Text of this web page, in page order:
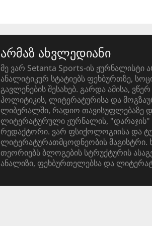
არმაზ ახვლედიანი
მე ვარ Setanta Sports-ის ჟურნალისტი
ანალიტიკურ სტატიებს ფეხბურთზე,
გავლენების შესახებ. გარდა ამისა,
პოლიტიკის, ლიტერატურისა და
ლიბერალში, რადიო თავისუფლებაზე
ლიტერატურული ჟურნალის,
რედაქტორი. ვარ ფსიქოლოგიისა და
ლიტერატურათმცოდნეობის მაგისტრი.
თეორიებს ბლოგების სტრუქტურის
ანალიზი, ფეხბურთელებსა და